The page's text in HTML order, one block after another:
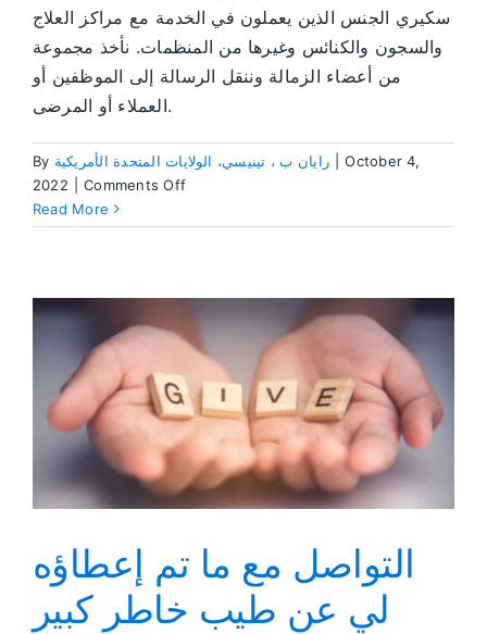
سكيري الجنس الذين يعملون في الخدمة مع مراكز العلاج
والسجون والكنائس وغيرها من المنظمات. نأخذ مجموعة
من أعضاء الزمالة وننقل الرسالة إلى الموظفين أو
العملاء أو المرضى.
By رايان ب ، تينيسي، الولايات المتحدة الأمريكية
October 4,
2022
Comments Offon
تَعرِف
،
أكثر
Read More
التواصل مع ما تم إعطاؤه
لي عن طيب خاطر كبيرِ